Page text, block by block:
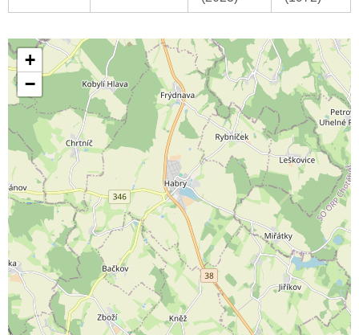
+
−